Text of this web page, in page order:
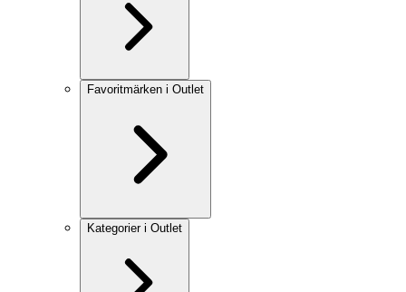
Favoritmärken i Outlet
Kategorier i Outlet